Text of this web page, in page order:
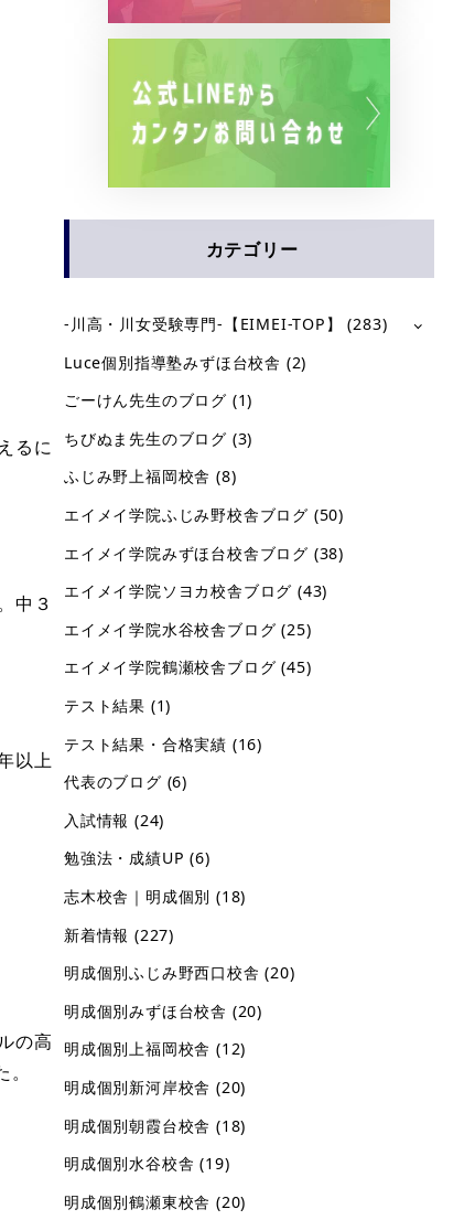
るに
中３
以上
の高
カテゴリー
-川高・川女受験専門-【EIMEI-TOP】
(283)
Luce個別指導塾みずほ台校舎 (2)
ごーけん先生のブログ (1)
ちびぬま先生のブログ (3)
ふじみ野上福岡校舎 (8)
エイメイ学院ふじみ野校舎ブログ (50)
エイメイ学院みずほ台校舎ブログ (38)
エイメイ学院ソヨカ校舎ブログ (43)
エイメイ学院水谷校舎ブログ (25)
エイメイ学院鶴瀬校舎ブログ (45)
テスト結果 (1)
テスト結果・合格実績 (16)
代表のブログ (6)
入試情報 (24)
勉強法・成績UP (6)
志木校舎｜明成個別 (18)
新着情報 (227)
明成個別ふじみ野西口校舎 (20)
明成個別みずほ台校舎 (20)
明成個別上福岡校舎 (12)
明成個別新河岸校舎 (20)
明成個別朝霞台校舎 (18)
明成個別水谷校舎 (19)
明成個別鶴瀬東校舎 (20)